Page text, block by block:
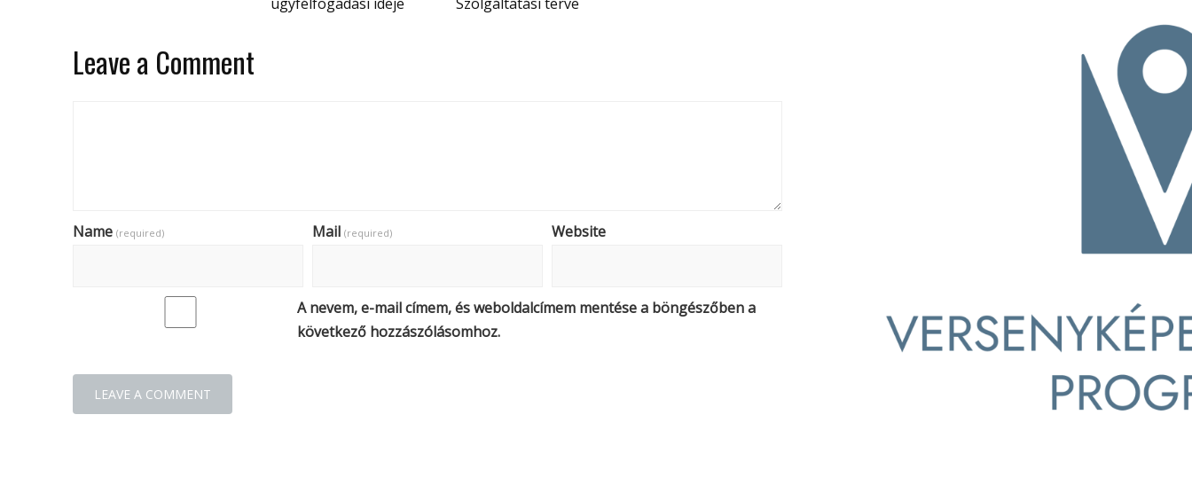
Leave a Comment
Name (required) Mail (required) Website
A nevem, e-mail címem, és weboldalcímem mentése a böngészőben a
következő hozzászólásomhoz.